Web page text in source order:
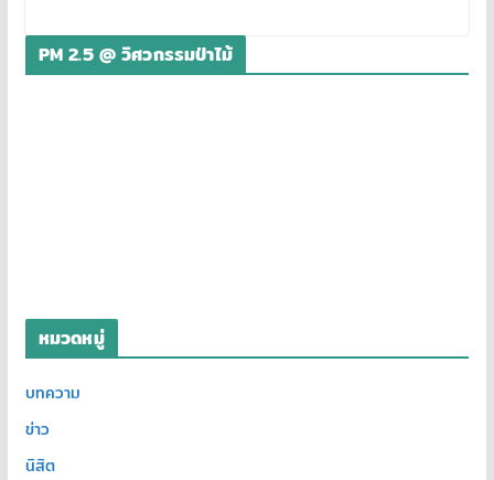
PM 2.5 @ วิศวกรรมป่าไม้
หมวดหมู่
บทความ
ข่าว
นิสิต